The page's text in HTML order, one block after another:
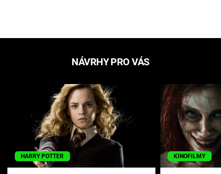
NÁVRHY PRO VÁS
HARRY POTTER KINOFILMY